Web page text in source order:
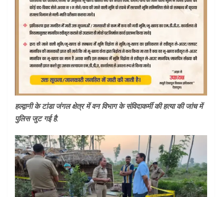
हल्द्वानी के टांडा जंगल क्षेत्र में वन विभाग के संविदाकर्मी की हत्या की जांच में
पुलिस जुट गई है.